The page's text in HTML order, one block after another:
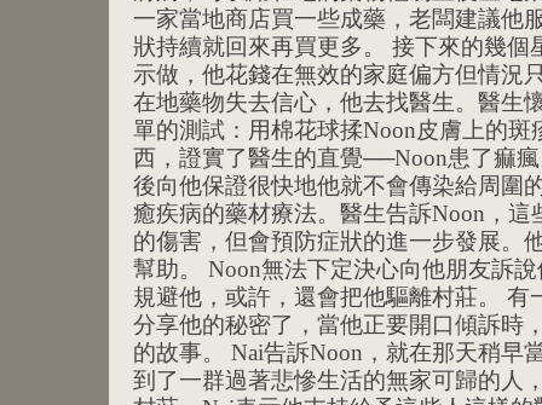
一家當地商店買一些成藥，老闆建議他
狀持續就回來再買更多。 接下來的幾個
示做，他花錢在無效的家庭偏方但情況
在地藥物失去信心，他去找醫生。醫生
單的測試：用棉花球揉Noon皮膚上的斑
西，證實了醫生的直覺──Noon患了痲
後向他保證很快地他就不會傳染給周圍
癒疾病的藥材療法。醫生告訴Noon，這
的傷害，但會預防症狀的進一步發展。
幫助。 Noon無法下定決心向他朋友訴
規避他，或許，還會把他驅離村莊。 有
分享他的秘密了，當他正要開口傾訴時
的故事。 Nai告訴Noon，就在那天稍早
到了一群過著悲慘生活的無家可歸的人